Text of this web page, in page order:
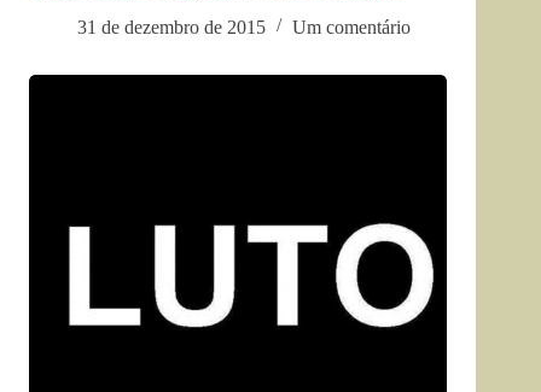
31 de dezembro de 2015
Um comentário